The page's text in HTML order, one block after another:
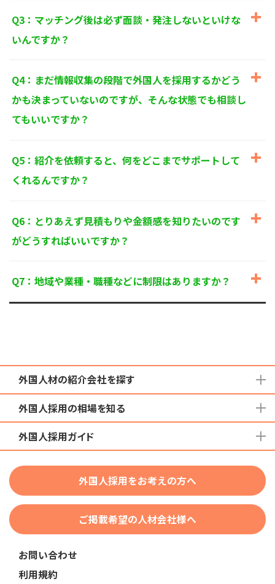
に関する法令、国が定める指針およびその他の規範を
TEL：0120-550-580
株式会社 アルフォース･ワン 個人情報保護担当
Q3：マッチング後は必ず面談・発注しないといけな
いんですか？
Q4：まだ情報収集の段階で外国人を採用するかどう
かも決まっていないのですが、そんな状態でも相談し
てもいいですか？
Q5：紹介を依頼すると、何をどこまでサポートして
くれるんですか？
Q6：とりあえず見積もりや金額感を知りたいのです
がどうすればいいですか？
Q7：地域や業種・職種などに制限はありますか？
外国人材の紹介会社を探す
地域から検索する
国籍から検索する
在留資格から検索する
団体種別から探す
業界・職種から検索する
外国人採用の相場を知る
育成就労外国人の受け入れ相場
技人国・高度人材の受け入れ相場
外国人採用ガイド
特定技能
技術・人文知識・国際業務
外国人採用をお考えの方へ
ご掲載希望の人材会社様へ
お問い合わせ
利用規約